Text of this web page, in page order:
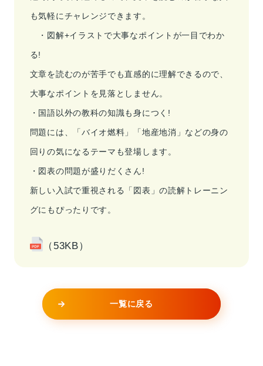
も気軽にチャレンジできます。
・図解+イラストで大事なポイントが一目でわか
る!
文章を読むのが苦手でも直感的に理解できるので、
大事なポイントを見落としません。
・国語以外の教科の知識も身につく!
問題には、「バイオ燃料」「地産地消」などの身の
回りの気になるテーマも登場します。
・図表の問題が盛りだくさん!
新しい入試で重視される「図表」の読解トレーニン
グにもぴったりです。
（53KB）
一覧に戻る